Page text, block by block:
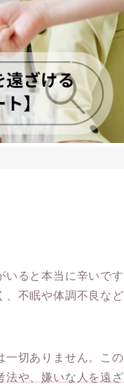
いると本当に辛いです
、不眠や体調不良など
一切ありません。この
法や、嫌いな人を遠ざ